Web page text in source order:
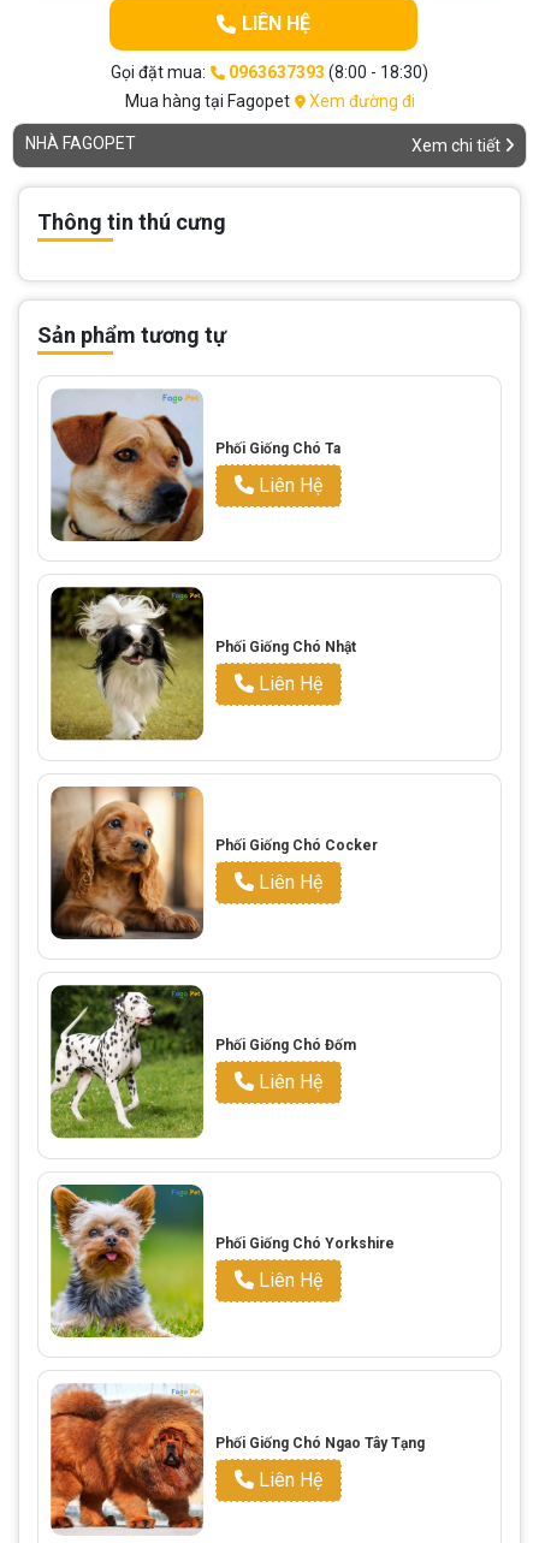
LIÊN HỆ
Gọi đặt mua: 0963637393 (8:00 - 18:30)
Mua hàng tại Fagopet
Xem đường đi
NHÀ FAGOPET Xem chi tiết
Thông tin thú cưng
Sản phẩm tương tự
Phối Giống Chó Ta
Liên Hệ
Phối Giống Chó Nhật
Liên Hệ
Phối Giống Chó Cocker
Liên Hệ
Phối Giống Chó Đốm
Liên Hệ
Phối Giống Chó Yorkshire
Liên Hệ
Phối Giống Chó Ngao Tây Tạng
Liên Hệ